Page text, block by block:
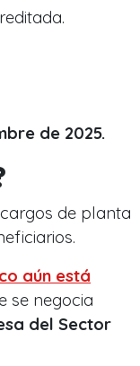
de 2025.
de planta
aún está
se negocia
del Sector